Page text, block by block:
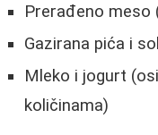
Prerađeno meso
Gazirana pića i
Mleko i jogurt
količinama)